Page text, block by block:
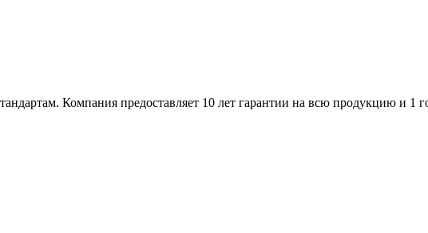
Компания предоставляет 10 лет гарантии на всю продукцию и 1